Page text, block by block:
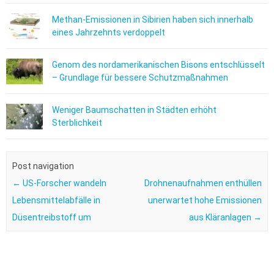
Methan-Emissionen in Sibirien haben sich innerhalb
eines Jahrzehnts verdoppelt
Genom des nordamerikanischen Bisons entschlüsselt
– Grundlage für bessere Schutzmaßnahmen
Weniger Baumschatten in Städten erhöht
Sterblichkeit
Post navigation
← US-Forscher wandeln
Lebensmittelabfälle in
Düsentreibstoff um
Drohnenaufnahmen enthüllen
unerwartet hohe Emissionen
aus Kläranlagen →